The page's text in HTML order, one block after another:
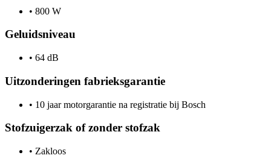
• 800 W
Geluidsniveau
• 64 dB
Uitzonderingen fabrieksgarantie
• 10 jaar motorgarantie na registratie bij Bosch
Stofzuigerzak of zonder stofzak
• Zakloos